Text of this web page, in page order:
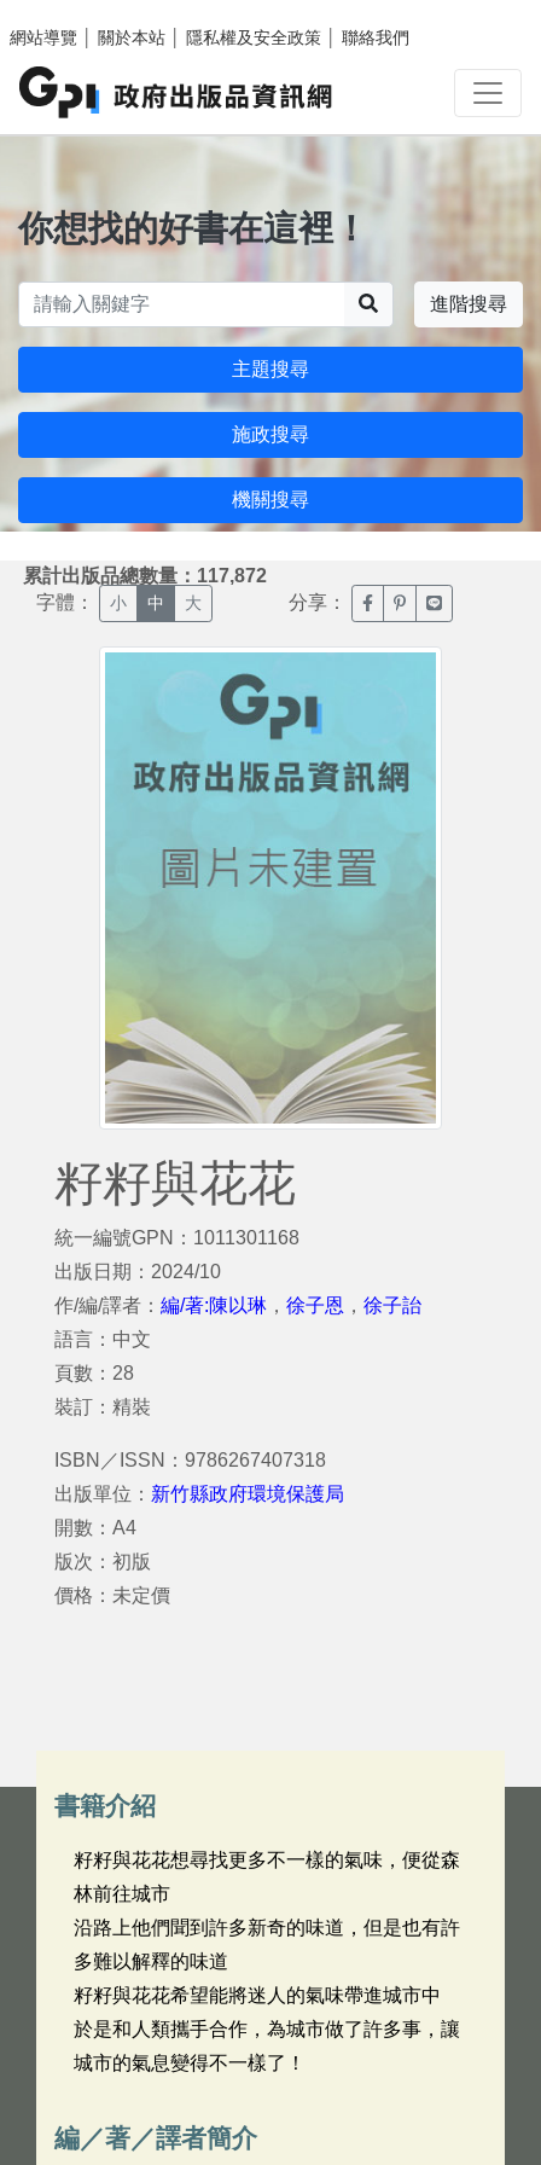
網站導覽
關於本站 隱私權及安全政策 聯絡我們
你想找的好書在這裡！
進階搜尋
主題搜尋
施政搜尋
機關搜尋
累計出版品總數量：117,872
字體： 小 中 大 分享： 臉書分享(另開新視窗)
噗浪分享(另開新
Line分享(另
籽籽與花花
統一編號GPN：1011301168
出版日期：2024/10
作/編/譯者： 編/著:陳以琳 ， 徐子恩 ， 徐子詒
語言：中文
頁數：28
裝訂：精裝
ISBN／ISSN：9786267407318
出版單位： 新竹縣政府環境保護局
開數：A4
版次：初版
價格：未定價
書籍介紹
籽籽與花花想尋找更多不一樣的氣味，便從森
林前往城市
沿路上他們聞到許多新奇的味道，但是也有許
多難以解釋的味道
籽籽與花花希望能將迷人的氣味帶進城市中
於是和人類攜手合作，為城市做了許多事，讓
城市的氣息變得不一樣了！
編／著／譯者簡介